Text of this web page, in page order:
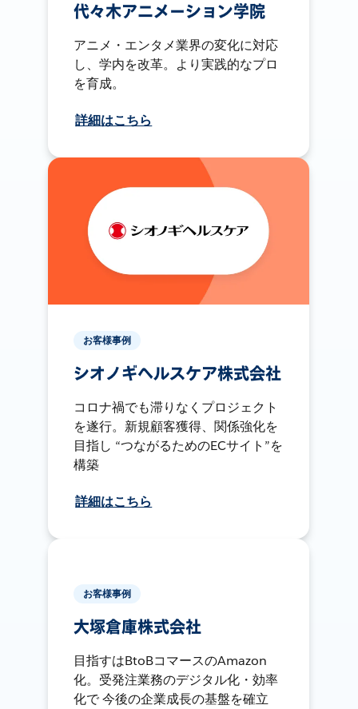
代々木アニメーション学院
アニメ・エンタメ業界の変化に対応
し、学内を改革。より実践的なプロ
を育成。
詳細はこちら
お客様事例
シオノギヘルスケア株式会社
コロナ禍でも滞りなくプロジェクト
を遂行。新規顧客獲得、関係強化を
目指し “つながるためのECサイト”を
構築
詳細はこちら
お客様事例
大塚倉庫株式会社
目指すはBtoBコマースのAmazon
化。受発注業務のデジタル化・効率
化で 今後の企業成長の基盤を確立